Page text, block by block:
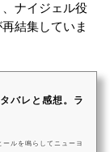
ナイジェル役
結集していま
バレと感想。ラ
ルを鳴らしてニューヨ